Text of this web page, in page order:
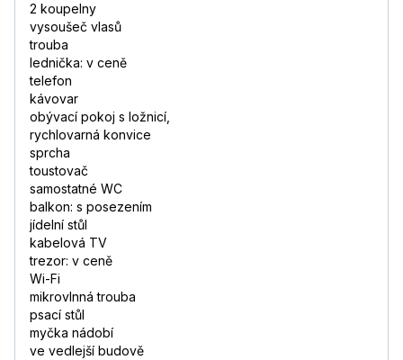
2 koupelny
vysoušeč vlasů
trouba
lednička: v ceně
telefon
kávovar
obývací pokoj s ložnicí,
rychlovarná konvice
sprcha
toustovač
samostatné WC
balkon: s posezením
jídelní stůl
kabelová TV
trezor: v ceně
Wi-Fi
mikrovlnná trouba
psací stůl
myčka nádobí
ve vedlejší budově